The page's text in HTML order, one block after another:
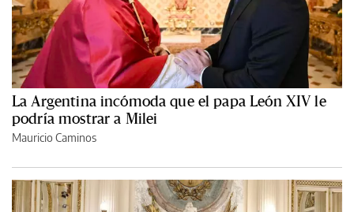
La Argentina incómoda que el papa León XIV le
podría mostrar a Milei
Mauricio Caminos